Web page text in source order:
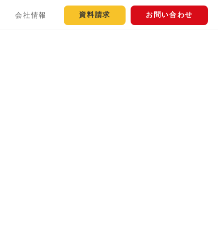
会社情報 資料請求 お問い合わせ